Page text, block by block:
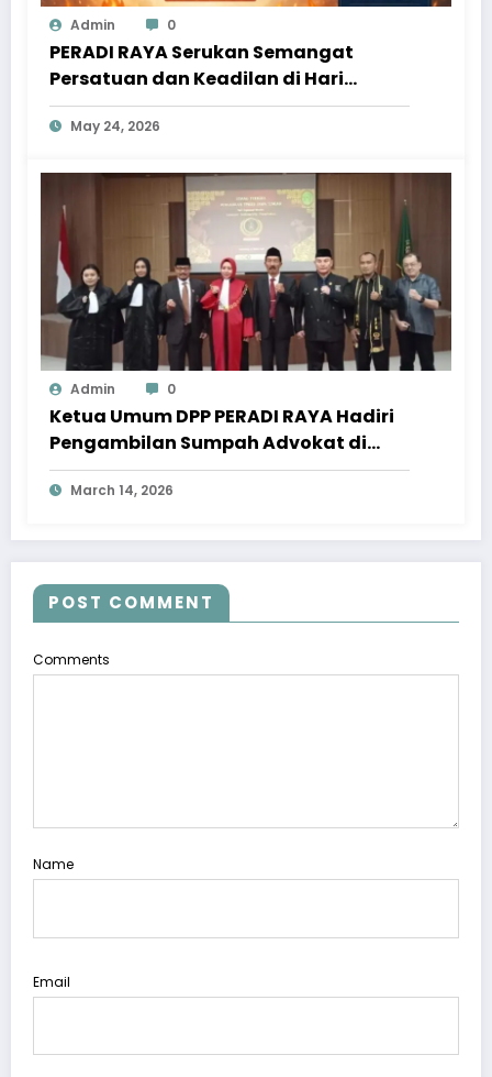
Admin 0
PERADI RAYA Serukan Semangat
Persatuan dan Keadilan di Hari
Pentakosta
May 24, 2026
Admin 0
Ketua Umum DPP PERADI RAYA Hadiri
Pengambilan Sumpah Advokat di
Pengadilan Tinggi Jawa Tengah
March 14, 2026
POST COMMENT
Comments
Name
Email